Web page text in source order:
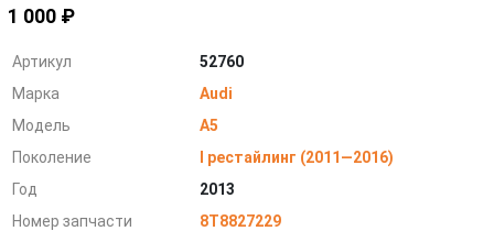
1 000 ₽
Артикул
52760
Марка
Audi
Модель
A5
Поколение
I рестайлинг (2011—2016)
Год
2013
Номер запчасти
8T8827229